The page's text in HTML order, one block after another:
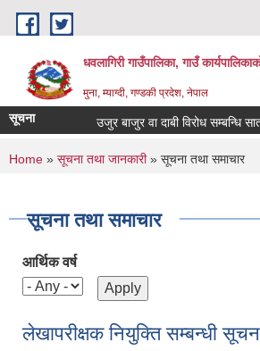
Skip to main content
धवलागिरी गाउँपालिका, गाउँ
मुना, म्याग्दी, गण्डकी प्रदेश, नेपाल
सूचना उजुर बाजुर वा दाबी विरोध सम्बन्धि सात
You are here
Home » सूचना तथा जानकारी» सूचना तथा समाचार
सूचना तथा समाचार
आर्थिक वर्ष
लेखापरीक्षक नियुक्ति सम्बन्धी